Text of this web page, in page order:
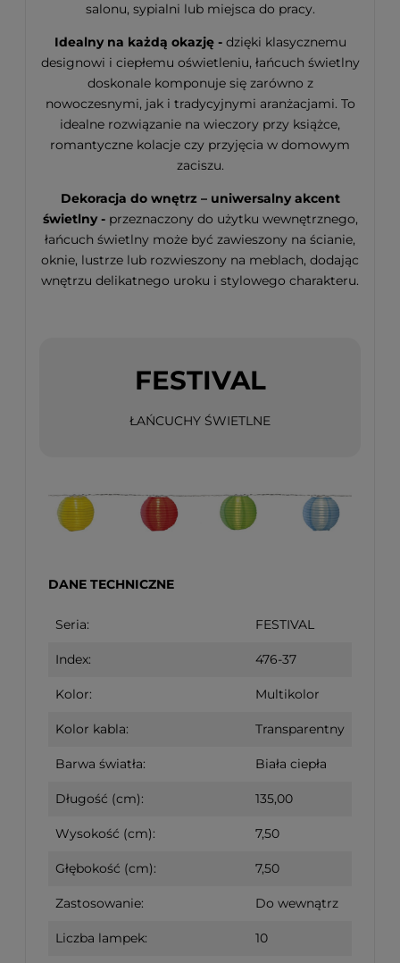
salonu, sypialni lub miejsca do pracy.
Idealny na każdą okazję - dzięki klasycznemu
designowi i ciepłemu oświetleniu, łańcuch świetlny
doskonale komponuje się zarówno z
nowoczesnymi, jak i tradycyjnymi aranżacjami. To
idealne rozwiązanie na wieczory przy książce,
romantyczne kolacje czy przyjęcia w domowym
zaciszu.
Dekoracja do wnętrz – uniwersalny akcent
świetlny - przeznaczony do użytku wewnętrznego,
łańcuch świetlny może być zawieszony na ścianie,
oknie, lustrze lub rozwieszony na meblach, dodając
wnętrzu delikatnego uroku i stylowego charakteru.
FESTIVAL
ŁAŃCUCHY ŚWIETLNE
DANE TECHNICZNE
Seria: FESTIVAL
Index: 476-37
Kolor: Multikolor
Kolor kabla: Transparentny
Barwa światła: Biała ciepła
Długość (cm): 135,00
Wysokość (cm): 7,50
Głębokość (cm): 7,50
Zastosowanie: Do wewnątrz
Liczba lampek: 10